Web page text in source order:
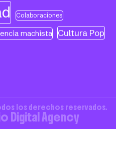
Colaboraciones
machista Cultura Pop
los derechos reservados.
Digital Agency